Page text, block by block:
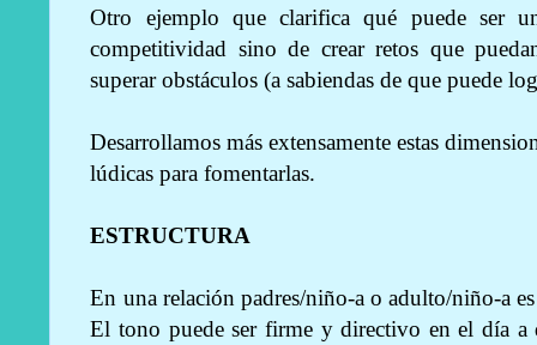
Otro ejemplo que clarifica qué puede ser
competitividad sino de crear retos que
superar obstáculos (a sabiendas de que puede
Desarrollamos más extensamente estas
lúdicas para fomentarlas.
ESTRUCTURA
En una relación padres/niño-a o adulto/niño-a
El tono puede ser firme y directivo en el día a